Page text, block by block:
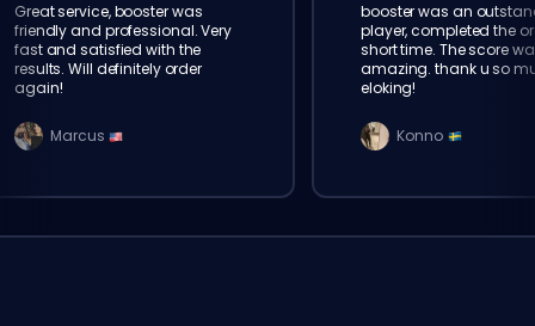
Great service, booster was
friendly and professional. Very
fast and satisfied with the
results. Will definitely order
again!
Marcus
booster was an
player, completed the
short time. The score
amazing. thank u so
eloking!
Konno